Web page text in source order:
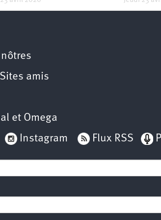
nôtres
Sites amis
et Omega
Instagram Flux RSS